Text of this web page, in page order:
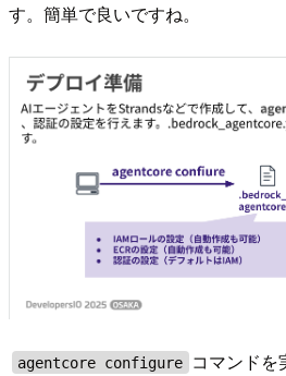
す。簡単で良いですね。
agentcore configure コマンドを